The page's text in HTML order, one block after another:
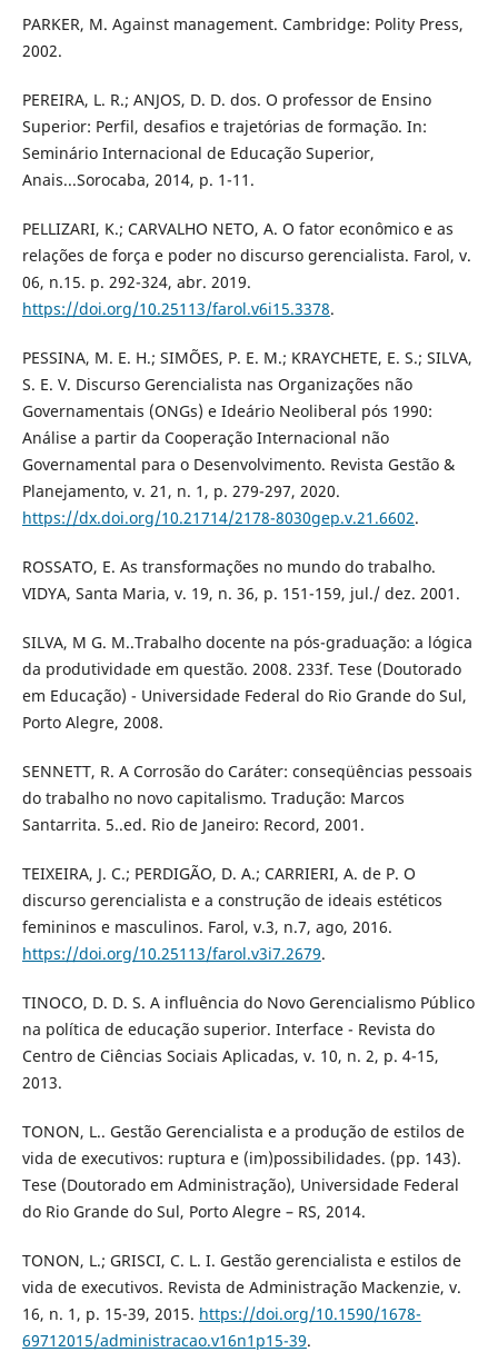
PARKER, M. Against management. Cambridge: Polity Press,
2002.
PEREIRA, L. R.; ANJOS, D. D. dos. O professor de Ensino
Superior: Perfil, desafios e trajetórias de formação. In:
Seminário Internacional de Educação Superior,
Anais...Sorocaba, 2014, p. 1-11.
PELLIZARI, K.; CARVALHO NETO, A. O fator econômico e as
relações de força e poder no discurso gerencialista. Farol, v.
06, n.15. p. 292-324, abr. 2019.
https://doi.org/10.25113/farol.v6i15.3378.
PESSINA, M. E. H.; SIMÕES, P. E. M.; KRAYCHETE, E. S.; SILVA,
S. E. V. Discurso Gerencialista nas Organizações não
Governamentais (ONGs) e Ideário Neoliberal pós 1990:
Análise a partir da Cooperação Internacional não
Governamental para o Desenvolvimento. Revista Gestão &
Planejamento, v. 21, n. 1, p. 279-297, 2020.
https://dx.doi.org/10.21714/2178-8030gep.v.21.6602.
ROSSATO, E. As transformações no mundo do trabalho.
VIDYA, Santa Maria, v. 19, n. 36, p. 151-159, jul./ dez. 2001.
SILVA, M G. M..Trabalho docente na pós-graduação: a lógica
da produtividade em questão. 2008. 233f. Tese (Doutorado
em Educação) - Universidade Federal do Rio Grande do Sul,
Porto Alegre, 2008.
SENNETT, R. A Corrosão do Caráter: conseqüências pessoais
do trabalho no novo capitalismo. Tradução: Marcos
Santarrita. 5..ed. Rio de Janeiro: Record, 2001.
TEIXEIRA, J. C.; PERDIGÃO, D. A.; CARRIERI, A. de P. O
discurso gerencialista e a construção de ideais estéticos
femininos e masculinos. Farol, v.3, n.7, ago, 2016.
https://doi.org/10.25113/farol.v3i7.2679.
TINOCO, D. D. S. A influência do Novo Gerencialismo Público
na política de educação superior. Interface - Revista do
Centro de Ciências Sociais Aplicadas, v. 10, n. 2, p. 4-15,
2013.
TONON, L.. Gestão Gerencialista e a produção de estilos de
vida de executivos: ruptura e (im)possibilidades. (pp. 143).
Tese (Doutorado em Administração), Universidade Federal
do Rio Grande do Sul, Porto Alegre – RS, 2014.
TONON, L.; GRISCI, C. L. I. Gestão gerencialista e estilos de
vida de executivos. Revista de Administração Mackenzie, v.
16, n. 1, p. 15-39, 2015. https://doi.org/10.1590/1678-
69712015/administracao.v16n1p15-39.